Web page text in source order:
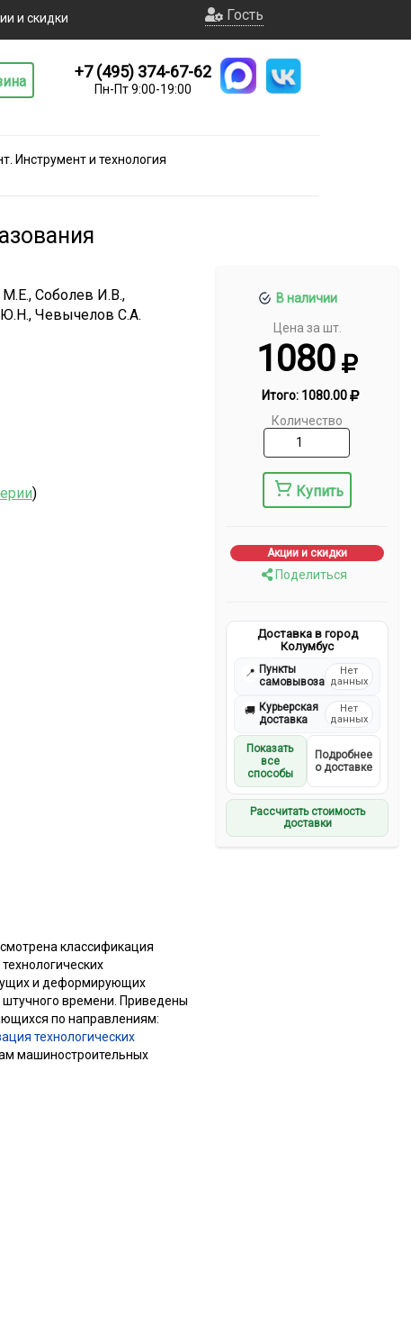
и скидки Гость
+7 (495) 374-67-62
Пн-Пт 9:00-19:00
Инструмент и технология
В наличии
Цена за шт.
1080
Итого: 1080.00
Количество
Купить
Акции и скидки
Поделиться
Доставка в город
Колумбус
📍 Пункты
самовывоза
Нет
данных
🚚 Курьерская
доставка
Нет
данных
Показать
все
способы
Подробнее
о доставке
Рассчитать стоимость
доставки
Соболев И.В.,
Чевычелов С.А.
)
классификация
и деформирующих
времени. Приведены
по направлениям:
технологических
машиностроительных